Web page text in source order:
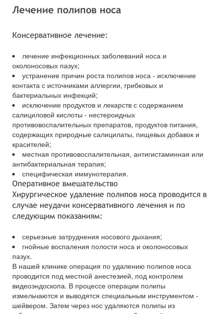
Лечение полипов носа
Консервативное лечение:
лечение инфекционных заболеваний носа и
околоносовых пазух;
устранение причин роста полипов носа - исключение
контакта с источниками аллергии, грибковых и
бактериальных инфекций;
исключение продуктов и лекарств с содержанием
салициловой кислоты - нестероидных
противовоспалительных препаратов, продуктов питания,
содержащих природные салицилаты, пищевых добавок и
красителей;
местная противовоспалительная, антигистаминная или
антибактериальная терапия;
специфическая иммунотерапия.
Оперативное вмешательство
Хирургическое удаление полипов носа проводится в
случае неудачи консервативного лечения и по
следующим показаниям:
серьезные затруднения носового дыхания;
гнойные воспаления полости носа и околоносовых
пазух.
В нашей клинике операция по удалению полипов носа
проводится под местной анестезией, под контролем
видеоэндоскопа. В процессе операции полипы
измельчаются и выводятся специальным инструментом -
шейвером. Затем через нос удаляются полипы из